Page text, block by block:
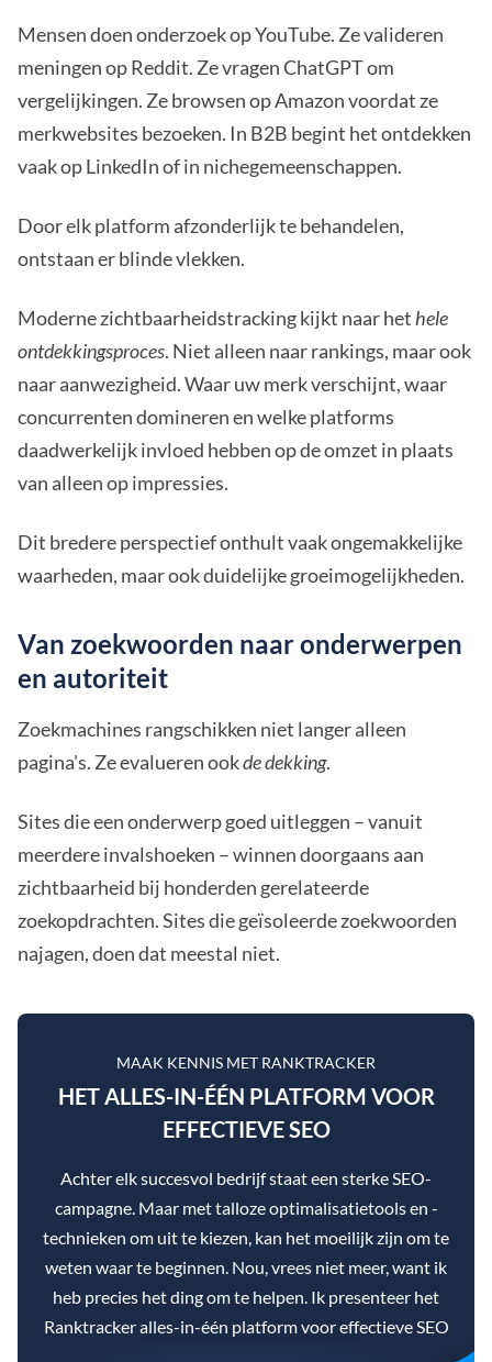
Mensen doen onderzoek op YouTube. Ze valideren
meningen op Reddit. Ze vragen ChatGPT om
vergelijkingen. Ze browsen op Amazon voordat ze
merkwebsites bezoeken. In B2B begint het ontdekken
vaak op LinkedIn of in nichegemeenschappen.
Door elk platform afzonderlijk te behandelen,
ontstaan er blinde vlekken.
Moderne zichtbaarheidstracking kijkt naar het hele
ontdekkingsproces. Niet alleen naar rankings, maar ook
naar aanwezigheid. Waar uw merk verschijnt, waar
concurrenten domineren en welke platforms
daadwerkelijk invloed hebben op de omzet in plaats
van alleen op impressies.
Dit bredere perspectief onthult vaak ongemakkelijke
waarheden, maar ook duidelijke groeimogelijkheden.
Van zoekwoorden naar onderwerpen
en autoriteit
Zoekmachines rangschikken niet langer alleen
pagina's. Ze evalueren ookde dekking.
Sites die een onderwerp goed uitleggen – vanuit
meerdere invalshoeken – winnen doorgaans aan
zichtbaarheid bij honderden gerelateerde
zoekopdrachten. Sites die geïsoleerde zoekwoorden
najagen, doen dat meestal niet.
MAAK KENNIS MET RANKTRACKER
HET ALLES-IN-ÉÉN PLATFORM VOOR
EFFECTIEVE SEO
Achter elk succesvol bedrijf staat een sterke SEO-
campagne. Maar met talloze optimalisatietools en -
technieken om uit te kiezen, kan het moeilijk zijn om te
weten waar te beginnen. Nou, vrees niet meer, want ik
heb precies het ding om te helpen. Ik presenteer het
Ranktracker alles-in-één platform voor effectieve SEO